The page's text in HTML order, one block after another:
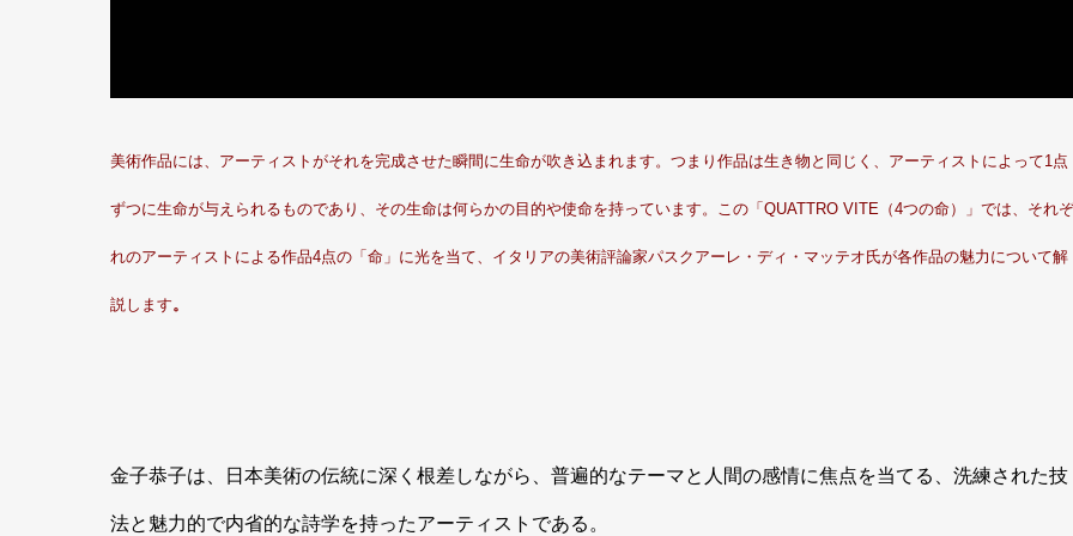
美術作品には、アーティストがそれを完成させた瞬間に生命が吹き込まれます。つまり作品は生き物と同じく、アーティストによって1点
ずつに生命が与えられるものであり、その生命は何らかの目的や使命を持っています。この「QUATTRO VITE（4つの命）」では、それぞ
れのアーティストによる作品4点の「命」に光を当て、イタリアの美術評論家パスクアーレ・ディ・マッテオ氏が各作品の魅力について解
説します。
金子恭子は、日本美術の伝統に深く根差しながら、普遍的なテーマと人間の感情に焦点を当てる、洗練された技
法と魅力的で内省的な詩学を持ったアーティストである。